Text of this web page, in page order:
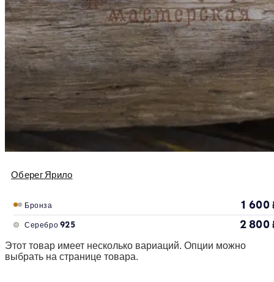
Оберег Ярило
Бронза 1 600
Серебро 925 2 800
Этот товар имеет несколько вариаций. Опции можно
выбрать на странице товара.